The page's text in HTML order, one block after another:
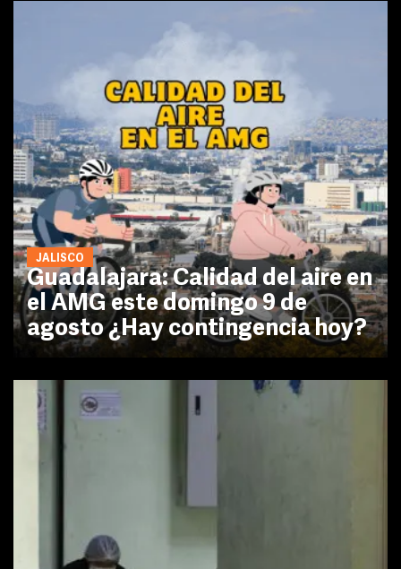
JALISCO
Guadalajara: Calidad del aire en
el AMG este domingo 9 de
agosto ¿Hay contingencia hoy?